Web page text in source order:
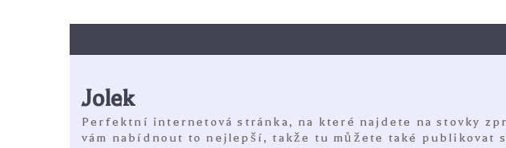
Jolek
Perfektní internetová stránka, na které najdete na stovky
vám nabídnout to nejlepší, takže tu můžete také publikovat